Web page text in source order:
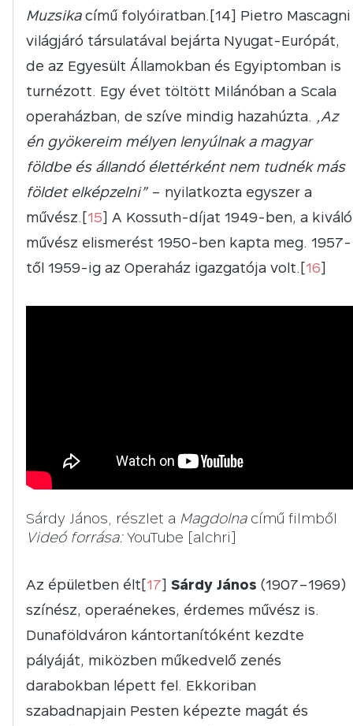
Muzsikacímű folyóiratban.[14] Pietro Mascagni
világjáró társulatával bejárta Nyugat-Európát,
de az Egyesült Államokban és Egyiptomban is
turnézott. Egy évet töltött Milánóban a Scala
operaházban, de szíve mindig hazahúzta. „Az
én gyökereim mélyen lenyúlnak a magyar
földbe és állandó élettérként nem tudnék más
földet elképzelni”– nyilatkozta egyszer a
művész.[15] A Kossuth-díjat 1949-ben, a kiváló
művész elismerést 1950-ben kapta meg. 1957-
től 1959-ig az Operaház igazgatója volt.[16]
Sárdy János, részlet a Magdolnacímű filmből
Videó forrása:YouTube [alchri]
Az épületben élt[17] Sárdy János (1907–1969)
színész, operaénekes, érdemes művész is.
Dunaföldváron kántortanítóként kezdte
pályáját, miközben műkedvelő zenés
darabokban lépett fel. Ekkoriban
szabadnapjain Pesten képezte magát és